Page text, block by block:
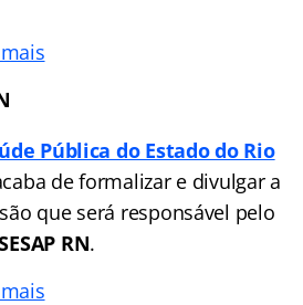
Pública do Estado do Rio
de formalizar e divulgar a
que será responsável pelo
RN.